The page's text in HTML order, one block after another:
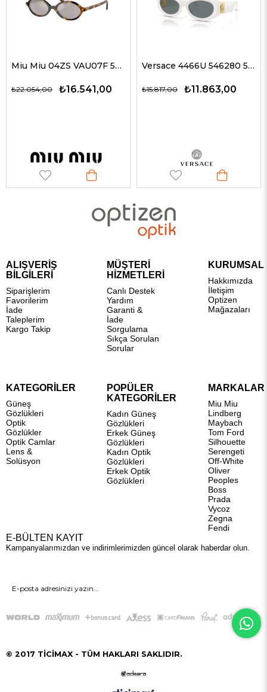
Miu Miu 04ZS VAU07F 50 Kadın Güneş Gözlükleri
₺16.541,00
₺22.054,00
Versace 4466U 546280 54 G Kadın Güneş Gözlükleri
₺11.863,00
₺15.817,00
ALIŞVERİŞ
BİLGİLERİ
Siparişlerim
Favorilerim
İade
Taleplerim
Kargo Takip
MÜŞTERİ
HİZMETLERİ
Canlı Destek
Yardım
Garanti &
İade
Sorgulama
Sıkça Sorulan
Sorular
KURUMSAL
Hakkımızda
İletişim
Optizen
Mağazaları
KATEGORİLER
Güneş
Gözlükleri
Optik
Gözlükler
Optik Camlar
Lens &
Solüsyon
POPÜLER
KATEGORİLER
Kadın Güneş
Gözlükleri
Erkek Güneş
Gözlükleri
Kadın Optik
Gözlükleri
Erkek Optik
Gözlükleri
MARKALAR
Miu Miu
Lindberg
Maybach
Tom Ford
Silhouette
Serengeti
Off-White
Oliver
Peoples
Boss
Prada
Vycoz
Zegna
Fendi
E-BÜLTEN KAYIT
Kampanyalarımızdan ve indirimlerimizden güncel olarak haberdar olun.
GÖNDER
© 2017 TİCİMAX - TÜM HAKLARI SAKLIDIR.